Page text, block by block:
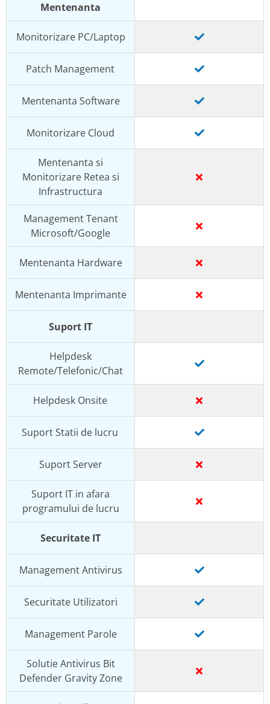
Mentenanta
Monitorizare PC/Laptop
Patch Management
Mentenanta Software
Monitorizare Cloud
Mentenanta si
Monitorizare Retea si
Infrastructura
Management Tenant
Microsoft/Google
Mentenanta Hardware
Mentenanta Imprimante
Suport IT
Helpdesk
Remote/Telefonic/Chat
Helpdesk Onsite
Suport Statii de lucru
Suport Server
Suport IT in afara
programului de lucru
Securitate IT
Management Antivirus
Securitate Utilizatori
Management Parole
Solutie Antivirus Bit
Defender Gravity Zone